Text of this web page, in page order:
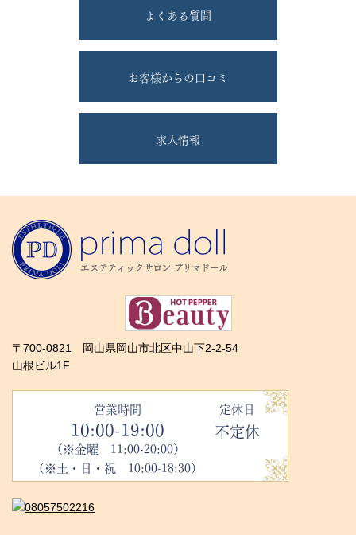
よくある質問
お客様からの口コミ
求人情報
〒700-0821 岡山県岡山市北区中山下2-2-54
山根ビル1F
営業時間
10:00-19:00
（※金曜 11:00-20:00）
（※土・日・祝 10:00-18:30）
定休日
不定休